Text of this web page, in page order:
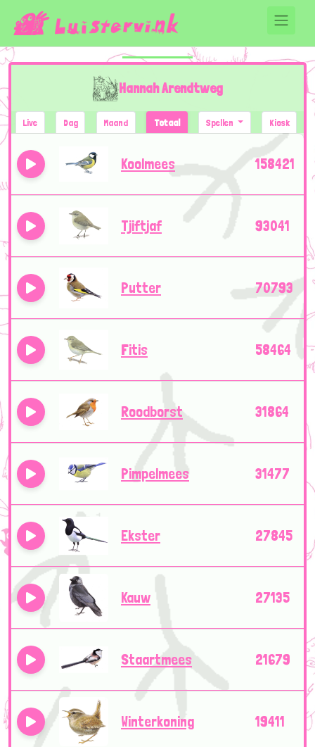
Hannah Arendtweg
Live Dag Maand Totaal Spellen Kiosk
Koolmees 158421
Tjiftjaf 93041
Putter 70793
Fitis 58464
Roodborst 31864
Pimpelmees 31477
Ekster 27845
Kauw 27135
Staartmees 21679
Winterkoning 19411